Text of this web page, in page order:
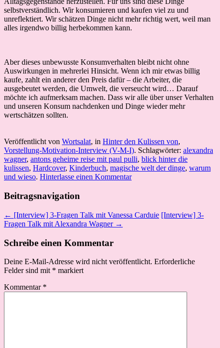
selbstverständlich. Wir konsumieren und kaufen viel zu und
unreflektiert. Wir schätzen Dinge nicht mehr richtig wert, weil man
alles irgendwo billig herbekommen kann.
Aber dieses unbewusste Konsumverhalten bleibt nicht ohne
Auswirkungen in mehrerlei Hinsicht. Wenn ich mir etwas billig
kaufe, zahlt ein anderer den Preis dafür – die Arbeiter, die
ausgebeutet werden, die Umwelt, die verseucht wird… Darauf
möchte ich aufmerksam machen. Dass wir alle über unser Verhalten
und unseren Konsum nachdenken und Dinge wieder mehr
wertschätzen sollten.
Veröffentlicht von Wortsalat, in Hinter den Kulissen von,
Vorstellung-Motivation-Interview (V-M-I). Schlagwörter: alexandra
wagner, antons geheime reise mit paul pulli, blick hinter die
kulissen, Hardcover, Kinderbuch, magische welt der dinge, warum
und wieso. Hinterlasse einen Kommentar
Beitragsnavigation
← [Interview] 3-Fragen Talk mit Vanessa Carduie [Interview] 3-
Fragen Talk mit Alexandra Wagner →
Schreibe einen Kommentar
Deine E-Mail-Adresse wird nicht veröffentlicht. Erforderliche
Felder sind mit * markiert
Kommentar *